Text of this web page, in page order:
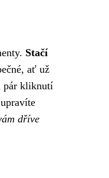
Stačí
ať už
pár kliknutí
dříve